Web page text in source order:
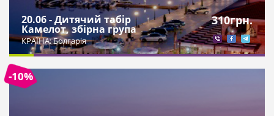
20.06 - Дитячий табір
Камелот, збірна група
КРАЇНА: Болгарія
грн.
310
-10%